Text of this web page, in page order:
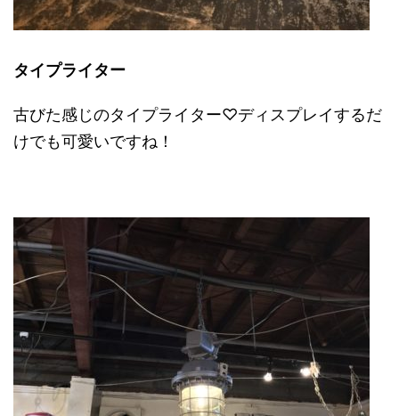
タイプライター
古びた感じのタイプライター♡ディスプレイするだ
けでも可愛いですね！